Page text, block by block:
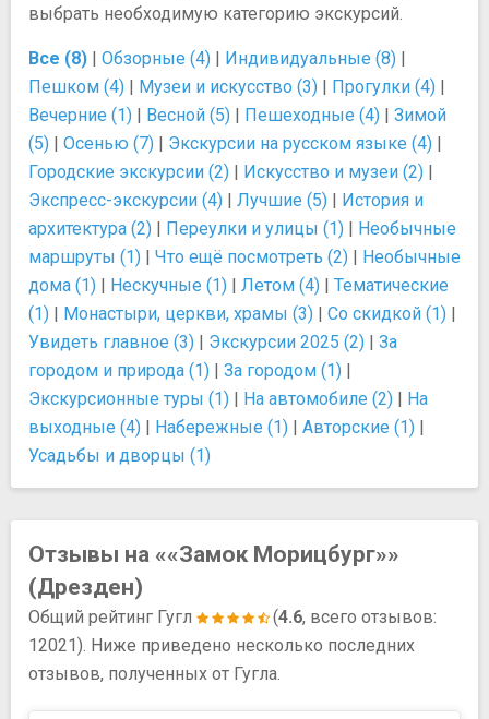
выбрать необходимую категорию экскурсий.
Все (8) | Обзорные (4) | Индивидуальные (8) |
Пешком (4) | Музеи и искусство (3) | Прогулки (4) |
Вечерние (1) | Весной (5) | Пешеходные (4) | Зимой
(5) | Осенью (7) | Экскурсии на русском языке (4) |
Городские экскурсии (2) | Искусство и музеи (2) |
Экспресс-экскурсии (4) | Лучшие (5) | История и
архитектура (2) | Переулки и улицы (1) | Необычные
маршруты (1) | Что ещё посмотреть (2) | Необычные
дома (1) | Нескучные (1) | Летом (4) | Тематические
(1) | Монастыри, церкви, храмы (3) | Со скидкой (1) |
Увидеть главное (3) | Экскурсии 2025 (2) | За
городом и природа (1) | За городом (1) |
Экскурсионные туры (1) | На автомобиле (2) | На
выходные (4) | Набережные (1) | Авторские (1) |
Усадьбы и дворцы (1)
Отзывы на ««Замок Морицбург»»
(Дрезден)
Общий рейтинг Гугл (4.6, всего отзывов:
12021). Ниже приведено несколько последних
отзывов, полученных от Гугла.